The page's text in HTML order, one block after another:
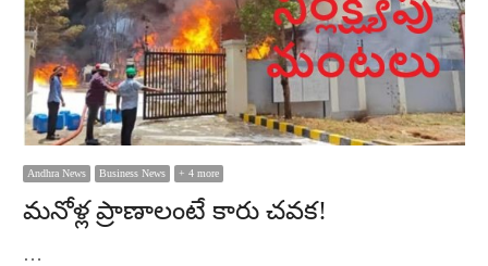
Andhra News Business News + 4 more
మనోళ్ల ప్రాణాలంటే కారు చవక!
…